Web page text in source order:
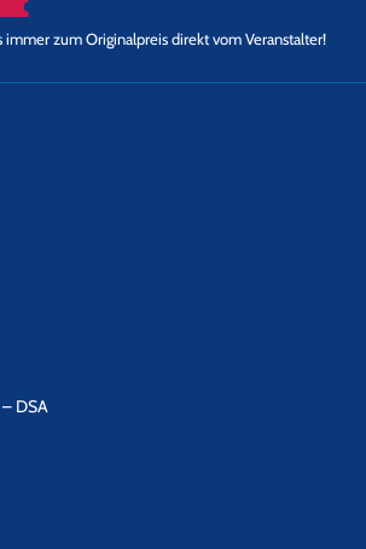
immer zum Originalpreis direkt vom Veranstalter!
DSA